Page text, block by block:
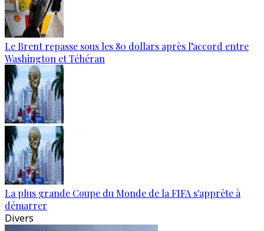
Le Brent repasse sous les 80 dollars après l’accord entre
Washington et Téhéran
La plus grande Coupe du Monde de la FIFA s'apprête à
démarrer
Divers